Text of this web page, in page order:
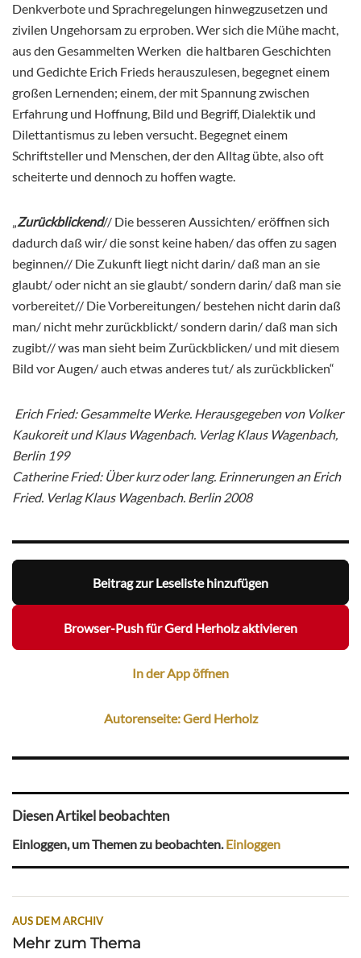
Denkverbote und Sprachregelungen hinwegzusetzen und
zivilen Ungehorsam zu erproben. Wer sich die Mühe macht,
aus den Gesammelten Werken die haltbaren Geschichten
und Gedichte Erich Frieds herauszulesen, begegnet einem
großen Lernenden; einem, der mit Spannung zwischen
Erfahrung und Hoffnung, Bild und Begriff, Dialektik und
Dilettantismus zu leben versucht. Begegnet einem
Schriftsteller und Menschen, der den Alltag übte, also oft
scheiterte und dennoch zu hoffen wagte.
„Zurückblickend// Die besseren Aussichten/ eröffnen sich
dadurch daß wir/ die sonst keine haben/ das offen zu sagen
beginnen// Die Zukunft liegt nicht darin/ daß man an sie
glaubt/ oder nicht an sie glaubt/ sondern darin/ daß man sie
vorbereitet// Die Vorbereitungen/ bestehen nicht darin daß
man/ nicht mehr zurückblickt/ sondern darin/ daß man sich
zugibt// was man sieht beim Zurückblicken/ und mit diesem
Bild vor Augen/ auch etwas anderes tut/ als zurückblicken“
Erich Fried: Gesammelte Werke. Herausgegeben von Volker
Kaukoreit und Klaus Wagenbach. Verlag Klaus Wagenbach,
Berlin 199
Catherine Fried: Über kurz oder lang. Erinnerungen an Erich
Fried. Verlag Klaus Wagenbach. Berlin 2008
Beitrag zur Leseliste hinzufügen
Browser-Push für Gerd Herholz aktivieren
In der App öffnen
Autorenseite: Gerd Herholz
Diesen Artikel beobachten
Einloggen, um Themen zu beobachten.Einloggen
AUS DEM ARCHIV
Mehr zum Thema